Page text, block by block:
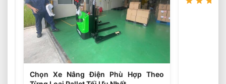
Chọn
TảiChọn Xe Nâng Điện Phù Hợp Theo